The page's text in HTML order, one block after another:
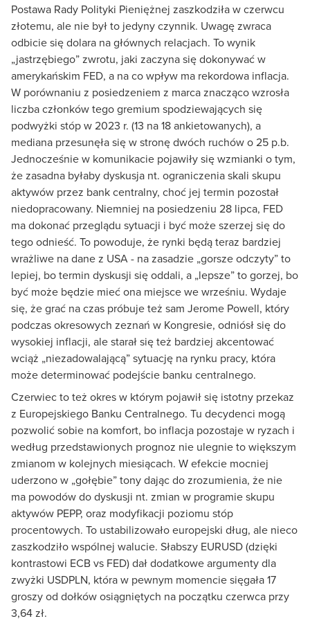
Postawa Rady Polityki Pieniężnej zaszkodziła w czerwcu
złotemu, ale nie był to jedyny czynnik. Uwagę zwraca
odbicie się dolara na głównych relacjach. To wynik
„jastrzębiego” zwrotu, jaki zaczyna się dokonywać w
amerykańskim FED, a na co wpływ ma rekordowa inflacja.
W porównaniu z posiedzeniem z marca znacząco wzrosła
liczba członków tego gremium spodziewających się
podwyżki stóp w 2023 r. (13 na 18 ankietowanych), a
mediana przesunęła się w stronę dwóch ruchów o 25 p.b.
Jednocześnie w komunikacie pojawiły się wzmianki o tym,
że zasadna byłaby dyskusja nt. ograniczenia skali skupu
aktywów przez bank centralny, choć jej termin pozostał
niedopracowany. Niemniej na posiedzeniu 28 lipca, FED
ma dokonać przeglądu sytuacji i być może szerzej się do
tego odnieść. To powoduje, że rynki będą teraz bardziej
wrażliwe na dane z USA - na zasadzie „gorsze odczyty” to
lepiej, bo termin dyskusji się oddali, a „lepsze” to gorzej, bo
być może będzie mieć ona miejsce we wrześniu. Wydaje
się, że grać na czas próbuje też sam Jerome Powell, który
podczas okresowych zeznań w Kongresie, odniósł się do
wysokiej inflacji, ale starał się też bardziej akcentować
wciąż „niezadowalającą” sytuację na rynku pracy, która
może determinować podejście banku centralnego.
Czerwiec to też okres w którym pojawił się istotny przekaz
z Europejskiego Banku Centralnego. Tu decydenci mogą
pozwolić sobie na komfort, bo inflacja pozostaje w ryzach i
według przedstawionych prognoz nie ulegnie to większym
zmianom w kolejnych miesiącach. W efekcie mocniej
uderzono w „gołębie” tony dając do zrozumienia, że nie
ma powodów do dyskusji nt. zmian w programie skupu
aktywów PEPP, oraz modyfikacji poziomu stóp
procentowych. To ustabilizowało europejski dług, ale nieco
zaszkodziło wspólnej walucie. Słabszy EURUSD (dzięki
kontrastowi ECB vs FED) dał dodatkowe argumenty dla
zwyżki USDPLN, która w pewnym momencie sięgała 17
groszy od dołków osiągniętych na początku czerwca przy
3,64 zł.